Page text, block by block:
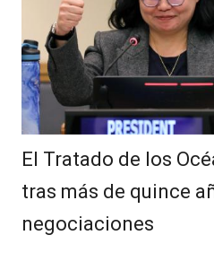
El Tratado de los
tras más de quince
negociaciones